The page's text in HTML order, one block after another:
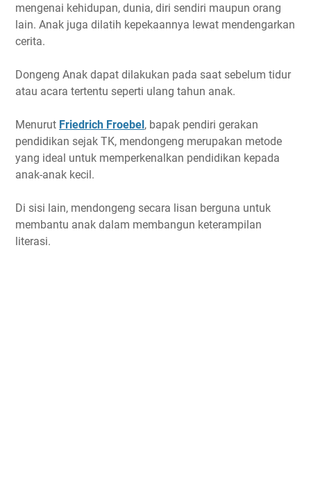
mengenai kehidupan, dunia, diri sendiri maupun orang
lain. Anak juga dilatih kepekaannya lewat mendengarkan
cerita.
Dongeng Anak dapat dilakukan pada saat sebelum tidur
atau acara tertentu seperti ulang tahun anak.
Menurut Friedrich Froebel, bapak pendiri gerakan
pendidikan sejak TK, mendongeng merupakan metode
yang ideal untuk memperkenalkan pendidikan kepada
anak-anak kecil.
Di sisi lain, mendongeng secara lisan berguna untuk
membantu anak dalam membangun keterampilan
literasi.